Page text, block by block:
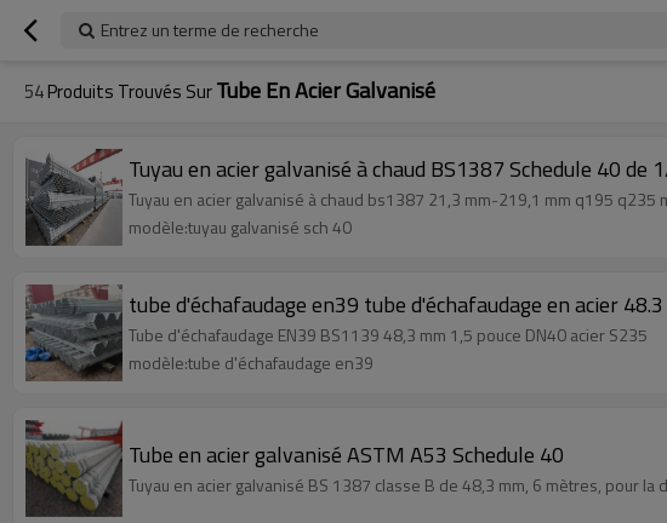
Entrez un terme de recherche
54Produits Trouvés SurTube En Acier Galvanisé
Tuyau en acier galvanisé à chaud BS1387 Schedule 40 de
Tuyau en acier galvanisé à chaud bs1387 21,3 mm-219,1 mm q195 q235
modèle:tuyau galvanisé sch 40
tube d'échafaudage en39 tube d'échafaudage en acier 48.3
Tube d'échafaudage EN39 BS1139 48,3 mm 1,5 pouce DN40 acier S235
modèle:tube d'échafaudage en39
Tube en acier galvanisé ASTM A53 Schedule 40
Tuyau en acier galvanisé BS 1387 classe B de 48,3 mm, 6 mètres, pour la